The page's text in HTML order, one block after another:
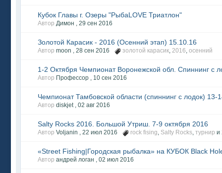
Кубок Главы г. Озеры "РыбаLOVE Триатлон"
Автор Димон , 29 сен 2016
Золотой Карасик - 2016 (Осенний этап) 15.10.16
Автор moon , 28 сен 2016 золотой карасик, 2016, осенний
1-2 Октября Чемпионат Воронежской обл. Спиннинг с
Автор Профессор , 10 сен 2016
Чемпионат Тамбовской области (спиннинг с лодок) 13-
Автор diskjet , 02 авг 2016
Salty Rocks 2016. Большой Утриш. 7-9 октября 2016
Автор Voljanin , 22 июл 2016 rock fising, Salty Rocks, турнир и
«Street Fishing|Городская рыбалка» на КУБОК Black
Автор андрей логан , 02 июл 2016